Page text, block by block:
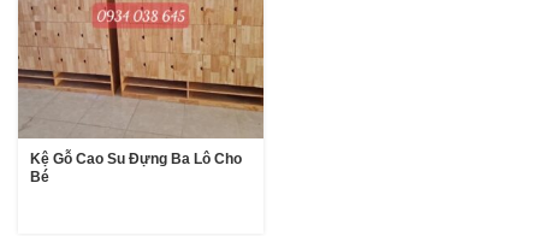
Kệ Gỗ Cao Su Đựng Ba Lô Cho
Bé